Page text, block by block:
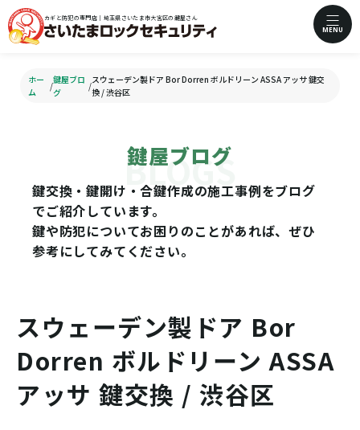
カギと防犯の専門店｜埼玉県さいたま市大宮区の鍵屋さん
MENU
ホー
ム
/
鍵屋ブロ
グ
/
スウェーデン製ドア Bor Dorren ボルドリーン ASSA アッサ 鍵交
換 / 渋谷区
鍵屋ブログ
鍵交換・鍵開け・合鍵作成の施工事例をブログ
でご紹介しています。
鍵や防犯についてお困りのことがあれば、ぜひ
参考にしてみてください。
スウェーデン製ドア Bor
Dorren ボルドリーン ASSA
アッサ 鍵交換 / 渋谷区